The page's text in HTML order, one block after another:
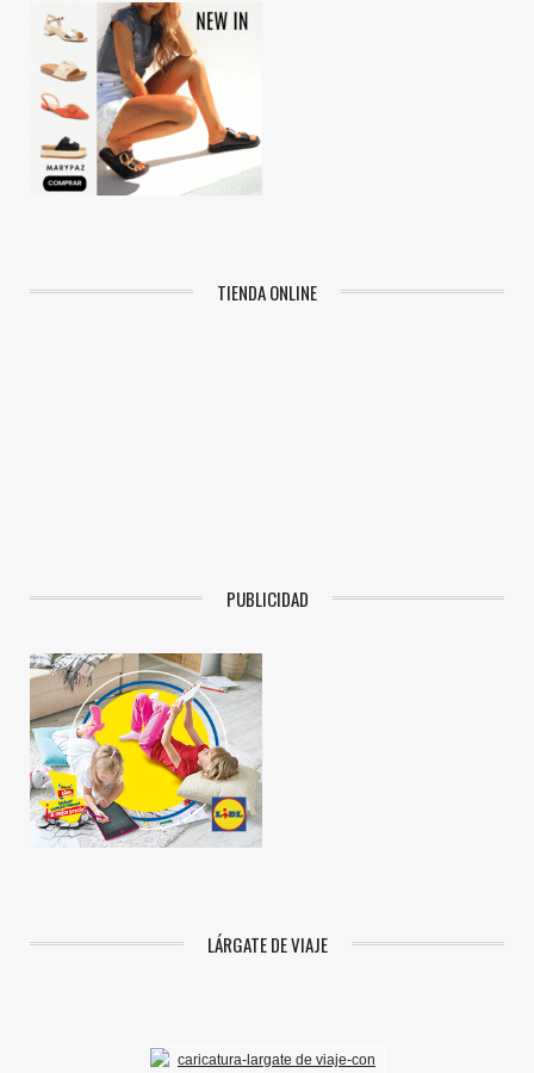
TIENDA ONLINE
PUBLICIDAD
LÁRGATE DE VIAJE